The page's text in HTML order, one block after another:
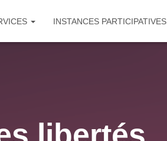
INSTANCES PARTICIPATIVES